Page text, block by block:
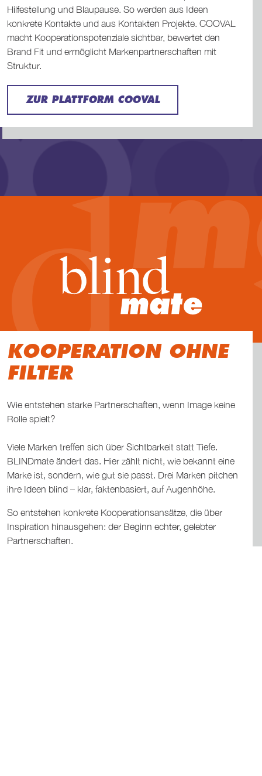
Hilfestellung und Blaupause. So werden aus Ideen
konkrete Kontakte und aus Kontakten Projekte. COOVAL
macht Kooperationspotenziale sichtbar, bewertet den
Brand Fit und ermöglicht Markenpartnerschaften mit
Struktur.
ZUR PLATTFORM COOVAL
KO­OPERATION OHNE
FILTER
Wie entstehen starke Partnerschaften, wenn Image keine
Rolle spielt?
Viele Marken treffen sich über Sichtbarkeit statt Tiefe.
BLINDmate ändert das. Hier zählt nicht, wie bekannt eine
Marke ist, sondern, wie gut sie passt. Drei Marken pitchen
ihre Ideen blind – klar, faktenbasiert, auf Augenhöhe.
So entstehen konkrete Kooperationsansätze, die über
Inspiration hinausgehen: der Beginn echter, gelebter
Partnerschaften.